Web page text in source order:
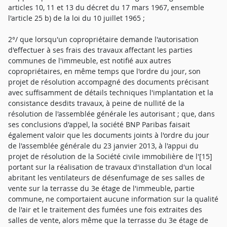
articles 10, 11 et 13 du décret du 17 mars 1967, ensemble
l'article 25 b) de la loi du 10 juillet 1965 ;
2°/ que lorsqu'un copropriétaire demande l'autorisation
d'effectuer à ses frais des travaux affectant les parties
communes de l'immeuble, est notifié aux autres
copropriétaires, en même temps que l'ordre du jour, son
projet de résolution accompagné des documents précisant
avec suffisamment de détails techniques l'implantation et la
consistance desdits travaux, à peine de nullité de la
résolution de l'assemblée générale les autorisant ; que, dans
ses conclusions d'appel, la société BNP Paribas faisait
également valoir que les documents joints à l'ordre du jour
de l'assemblée générale du 23 janvier 2013, à l'appui du
projet de résolution de la Société civile immobilière de l'[15]
portant sur la réalisation de travaux d'installation d'un local
abritant les ventilateurs de désenfumage de ses salles de
vente sur la terrasse du 3e étage de l'immeuble, partie
commune, ne comportaient aucune information sur la qualité
de l'air et le traitement des fumées une fois extraites des
salles de vente, alors même que la terrasse du 3e étage de